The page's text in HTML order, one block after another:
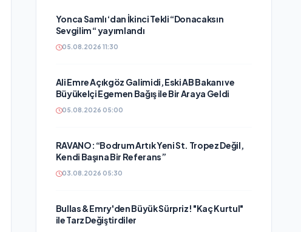
Yonca Samlı ‘dan İkinci Tekli “Donacaksın
Sevgilim “ yayımlandı
05.08.2026 11:30
Ali Emre Açıkgöz Galimidi, Eski AB Bakanı ve
Büyükelçi Egemen Bağış ile Bir Araya Geldi
05.08.2026 05:00
RAVANO: “Bodrum Artık Yeni St. Tropez Değil,
Kendi Başına Bir Referans”
03.08.2026 05:30
Bullas & Emry'den Büyük Sürpriz! "Kaç Kurtul"
ile Tarz Değiştirdiler